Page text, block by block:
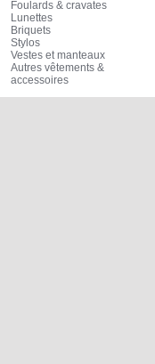
Foulards & cravates
Lunettes
Briquets
Stylos
Vestes et manteaux
Autres vêtements &
accessoires